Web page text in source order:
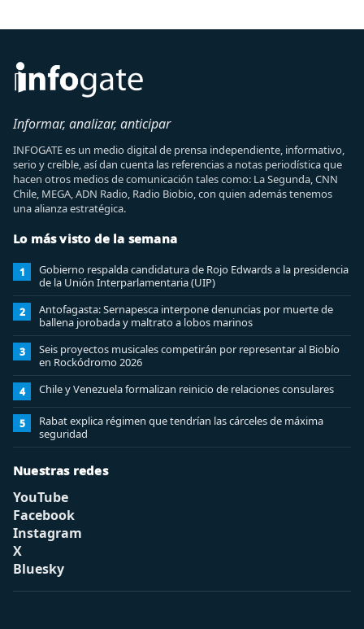
Informar, analizar, anticipar
INFOGATE es un medio digital de prensa independiente, informativo,
serio y creíble, así dan cuenta las referencias a notas periodística que
hacen otros medios de comunicación tales como: La Segunda, CNN
Chile, MEGA, ADN Radio, Radio Biobio, con quien además tenemos
una alianza estratégica.
Lo más visto de la semana
1
Gobierno respalda candidatura de Rojo Edwards a la presidencia
de la Unión Interparlamentaria (UIP)
2
Antofagasta: Sernapesca interpone denuncias por muerte de
ballena jorobada y maltrato a lobos marinos
3
Seis proyectos musicales competirán por representar al Biobío
en Rockódromo 2026
4 Chile y Venezuela formalizan reinicio de relaciones consulares
5
Rabat explica régimen que tendrían las cárceles de máxima
seguridad
Nuestras redes
YouTube
Facebook
Instagram
X
Bluesky